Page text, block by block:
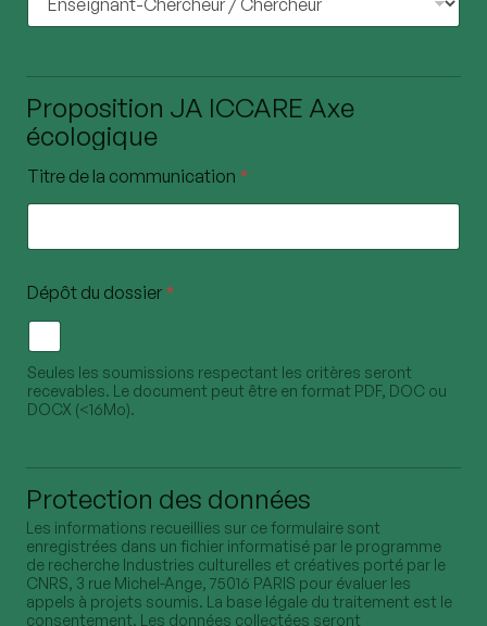
Proposition JA ICCARE Axe
écologique
Titre de la communication *
Dépôt du dossier *
Seules les soumissions respectant les critères seront
recevables. Le document peut être en format PDF, DOC ou
DOCX (<16Mo).
Protection des données
Les informations recueillies sur ce formulaire sont
enregistrées dans un fichier informatisé par le programme
de recherche Industries culturelles et créatives porté par le
CNRS, 3 rue Michel-Ange, 75016 PARIS pour évaluer les
appels à projets soumis. La base légale du traitement est le
consentement. Les données collectées seront